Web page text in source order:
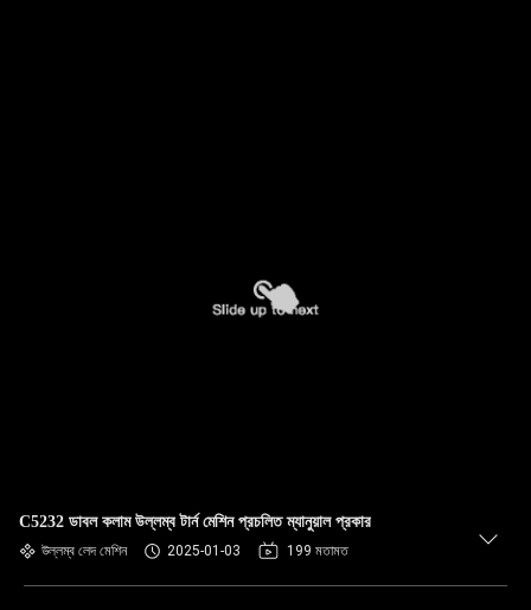
C5232 ডাবল কলাম উল্লম্ব টার্ন মেশিন প্রচলিত ম্যানুয়াল প্রকার
উল্লম্ব লেদ মেশিন 2025-01-03 199 মতামত